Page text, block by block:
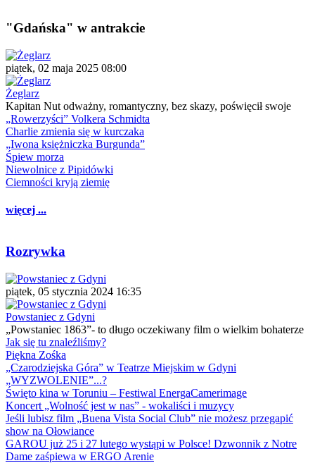
"Gdańska" w antrakcie
piątek, 02 maja 2025 08:00
Żeglarz
Kapitan Nut odważny, romantyczny, bez skazy, poświęcił swoje
„Rowerzyści” Volkera Schmidta
Charlie zmienia się w kurczaka
„Iwona księżniczka Burgunda”
Śpiew morza
Niewolnice z Pipidówki
Ciemności kryją ziemię
więcej ...
Rozrywka
piątek, 05 stycznia 2024 16:35
Powstaniec z Gdyni
„Powstaniec 1863”- to długo oczekiwany film o wielkim bohaterze
Jak się tu znaleźliśmy?
Piękna Zośka
„Czarodziejska Góra” w Teatrze Miejskim w Gdyni
„WYZWOLENIE”...?
Święto kina w Toruniu – Festiwal EnergaCamerimage
Koncert „Wolność jest w nas” - wokaliści i muzycy
Jeśli lubisz film „Buena Vista Social Club” nie możesz przegapić
show na Ołowiance
GAROU już 25 i 27 lutego wystąpi w Polsce! Dzwonnik z Notre
Dame zaśpiewa w ERGO Arenie